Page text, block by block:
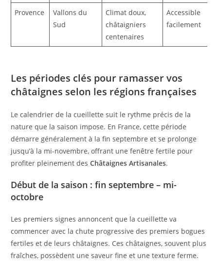
Provence
Vallons du
Sud
Climat doux,
châtaigniers
centenaires
Accessible
facilement
Les périodes clés pour ramasser vos
châtaignes selon les régions françaises
Le calendrier de la cueillette suit le rythme précis de la
nature que la saison impose. En France, cette période
démarre généralement à la fin septembre et se prolonge
jusqu’à la mi-novembre, offrant une fenêtre fertile pour
profiter pleinement desChâtaignes Artisanales.
Début de la saison : fin septembre – mi-
octobre
Les premiers signes annoncent que la cueillette va
commencer avec la chute progressive des premiers bogues
fertiles et de leurs châtaignes. Ces châtaignes, souvent plus
fraîches, possèdent une saveur fine et une texture ferme.